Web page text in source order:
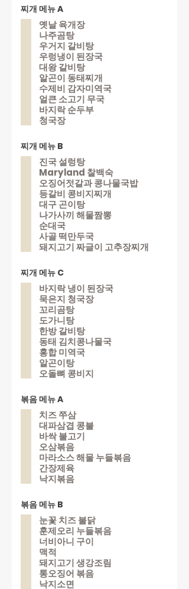
찌개 메뉴 A
옛날 육개장
나주곰탕
우거지 갈비탕
우렁냉이 된장국
대왕 갈비탕
알곤이 동태찌개
수제비 감자미역국
얼큰 소고기 무국
바지락 순두부
청국장
찌개 메뉴 B
진국 설렁탕
Maryland 찰백숙
오징어젓갈과 콩나물국밥
등갈비 콩비지찌개
대구 곤이탕
나가사끼 해물짬뽕
순대국
사골 떡만두국
돼지고기 짜글이 고추장찌개
찌개 메뉴 C
바지락 냉이 된장국
묵은지 청국장
꼬리곰탕
도가니탕
한방 갈비탕
동태 김치콩나물국
홍합 미역국
알곤이탕
오돌뼈 콩비지
볶음 메뉴 A
치즈 쭈삼
대파삼겹 콩불
바싹 불고기
오삼볶음
마라소스 해물 누들볶음
간장제육
낙지볶음
볶음 메뉴 B
눈꽃 치즈 불닭
훈제오리 누들볶음
너비아니 구이
맥적
돼지고기 생강조림
통오징어 볶음
낙지소면